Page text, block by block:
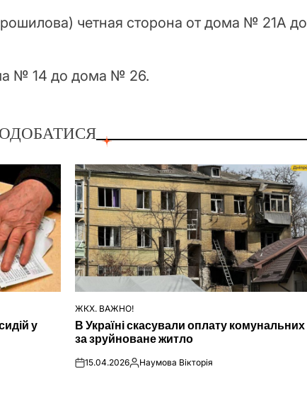
четная сторона от дома № 21А до
№ 14 до дома № 26.
у
ОПУБЛІКУВАТИ
У
ЖКХ. ВАЖНО!
В Україні скасували оплату комунальних
за зруйноване житло
on15.04.2026Опубліковано
Наумова Вікторія